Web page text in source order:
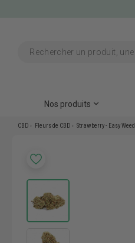
Nos produits
CBD Fleurs de CBD Strawberry - Easy Weed